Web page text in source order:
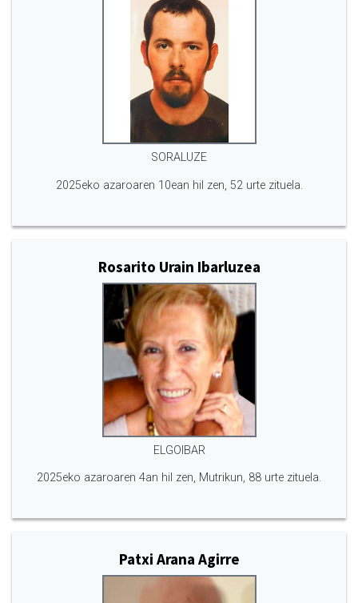
SORALUZE
2025eko azaroaren 10ean hil zen, 52 urte zituela.
Rosarito Urain Ibarluzea
ELGOIBAR
2025eko azaroaren 4an hil zen, Mutrikun, 88 urte zituela.
Patxi Arana Agirre